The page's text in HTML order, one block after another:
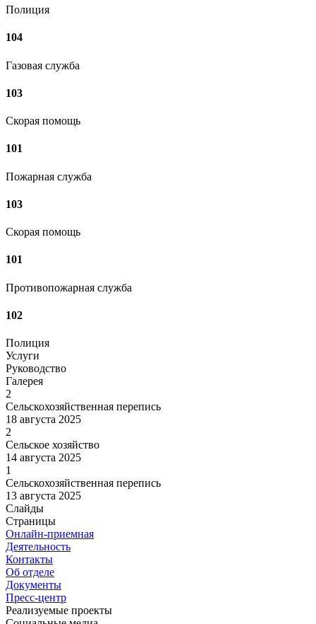
Полиция
104
Газовая служба
103
Скорая помощь
101
Пожарная служба
103
Скорая помощь
101
Противопожарная служба
102
Полиция
Услуги
Руководство
Галерея
2
Сельскохозяйственная перепись
18 августа 2025
2
Сельское хозяйство
14 августа 2025
1
Сельскохозяйственная перепись
13 августа 2025
Слайды
Страницы
Онлайн-приемная
Деятельность
Контакты
Об отделе
Документы
Пресс-центр
Реализуемые проекты